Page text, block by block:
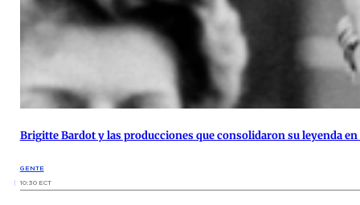
Brigitte Bardot y las producciones que consolidaron su leyenda
GENTE
10:30 ECT